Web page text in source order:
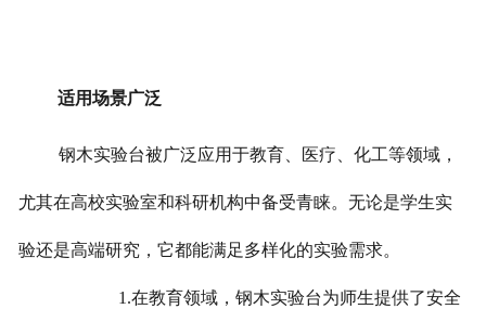
适用场景广泛
钢木实验台被广泛应用于教育、医疗、化工等领域，
尤其在高校实验室和科研机构中备受青睐。无论是学生实
验还是高端研究，它都能满足多样化的实验需求。
1.在教育领域，钢木实验台为师生提供了安全